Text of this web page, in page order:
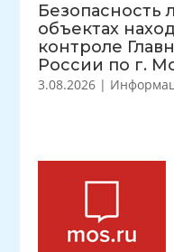
Безопасность
объектах
контроле
России по г.
3.08.2026 |